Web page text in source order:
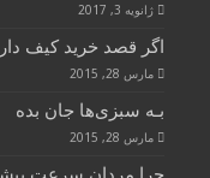
ژانویه 3, 2017
اگر قصد خرید کیف
مارس 28, 2015
بـه سبزی‌ها جان بده
مارس 28, 2015